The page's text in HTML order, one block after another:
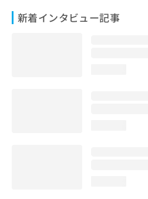
新着インタビュー記事